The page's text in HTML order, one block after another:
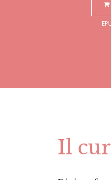
Il